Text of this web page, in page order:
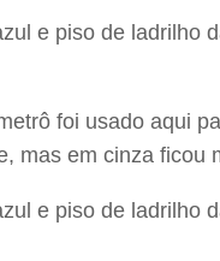
foi usado aqui
mas em cinza ficou